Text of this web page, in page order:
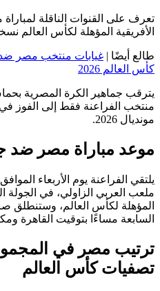
تعرف على القنوات الناقلة
الأفريقية المؤهلة لكأس العالم نسخة
طالع أيضًا |
كأس العالم 2026
يترقب جماهير الكرة المصرية
منتخب الفراعنة فقط إلى الفوز في
مونديال 2026.
موعد مباراة مصر ضد
ملعب العربي الزاولي، في الجولة
المؤهلة لكأس العالم، وستنطلق
السابعة مساءًا بتوقيت القاهرة
ترتيب مصر في
تصفيات كأس العالم